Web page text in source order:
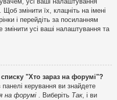
змінити їх, клацніть на імені
і перейдіть за посиланням
змінити усі ваші налаштування та
"Хто зараз на форумі"?
керування ви знайдете
на форумі . Виберіть Так, і ви